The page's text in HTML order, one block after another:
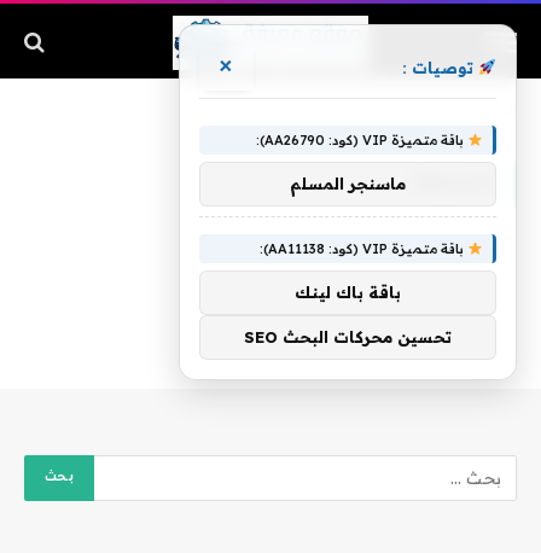
توصيات : ×
باقة متميزة VIP (كود: AA26790):
ماسنجر المسلم
باقة متميزة VIP (كود: AA11138):
باقة باك لينك
تحسين محركات البحث SEO